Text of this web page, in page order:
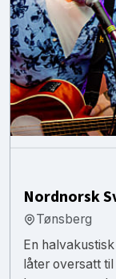
Nordnorsk
Tønsberg
En
låter oversatt